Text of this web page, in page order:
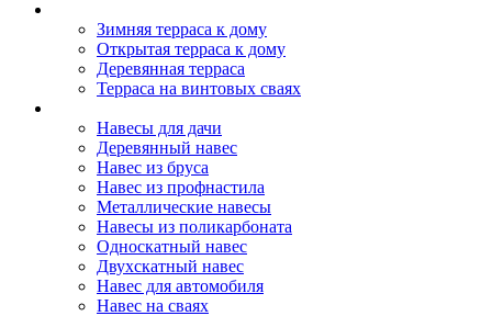
Зимняя терраса к дому
Открытая терраса к дому
Деревянная терраса
Терраса на винтовых сваях
Навесы для дачи
Деревянный навес
Навес из бруса
Навес из профнастила
Металлические навесы
Навесы из поликарбоната
Односкатный навес
Двухскатный навес
Навес для автомобиля
Навес на сваях